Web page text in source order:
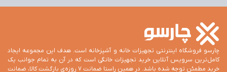
چارسو فروشگاه اینترنتی تجهیزات خانه و آشپزخانه است. هدف این مجموعه ایجاد
کامل‌ترین سرویس آنلاین خرید تجهیزات خانگی است که در آن به تمام جوانب یک
خرید مطمئن توجه شده باشد. در همین راستا ضمانت 7 روزه‌ی بازگشت کالا، ضمانت